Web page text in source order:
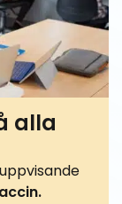
alla